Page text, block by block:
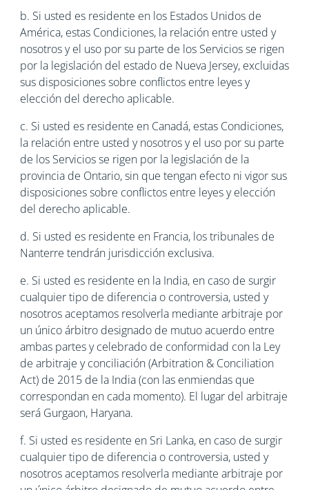
b. Si usted es residente en los Estados Unidos de
América, estas Condiciones, la relación entre usted y
nosotros y el uso por su parte de los Servicios se rigen
por la legislación del estado de Nueva Jersey, excluidas
sus disposiciones sobre conflictos entre leyes y
elección del derecho aplicable.
c. Si usted es residente en Canadá, estas Condiciones,
la relación entre usted y nosotros y el uso por su parte
de los Servicios se rigen por la legislación de la
provincia de Ontario, sin que tengan efecto ni vigor sus
disposiciones sobre conflictos entre leyes y elección
del derecho aplicable.
d. Si usted es residente en Francia, los tribunales de
Nanterre tendrán jurisdicción exclusiva.
e. Si usted es residente en la India, en caso de surgir
cualquier tipo de diferencia o controversia, usted y
nosotros aceptamos resolverla mediante arbitraje por
un único árbitro designado de mutuo acuerdo entre
ambas partes y celebrado de conformidad con la Ley
de arbitraje y conciliación (Arbitration & Conciliation
Act) de 2015 de la India (con las enmiendas que
correspondan en cada momento). El lugar del arbitraje
será Gurgaon, Haryana.
f. Si usted es residente en Sri Lanka, en caso de surgir
cualquier tipo de diferencia o controversia, usted y
nosotros aceptamos resolverla mediante arbitraje por